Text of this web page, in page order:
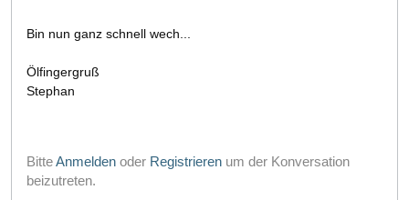
Bin nun ganz schnell wech...
Ölfingergruß
Stephan
BitteAnmelden oder Registrieren um der Konversation
beizutreten.